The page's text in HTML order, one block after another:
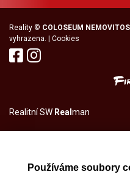
Reality © COLOSEUM
vyhrazena. | Cookies
Realitní SW Real man
Používáme soubory